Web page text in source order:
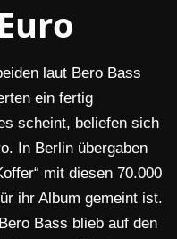
laut Bero Bass
ein fertig
scheint, beliefen sich
In Berlin übergaben
mit diesen 70.000
ihr Album gemeint ist.
Bass blieb auf den